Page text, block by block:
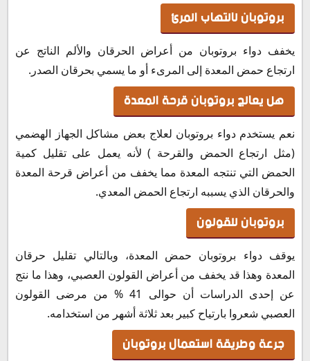
بروتوبان لالتهاب المرئ
يخفف دواء بروتوبان من أعراض الحرقان والألم الناتج عن
ارتجاع حمض المعدة إلى المرىء أو ما يسمي بحرقان الصدر.
هل يعالج بروتوبان قرحة المعدة
نعم يستخدم دواء بروتوبان لعلاج بعض مشاكل الجهاز الهضمي
(مثل ارتجاع الحمض والقرحة ) لأنه يعمل على تقليل كمية
الحمض التي تنتجه المعدة مما يخفف من أعراض قرحة المعدة
والحرقان الذي يسببه ارتجاع الحمض المعدي.
بروتوبان للقولون
يوقف دواء بروتوبان حمض المعدة، وبالتالي تقليل حرقان
المعدة وهذا قد يخفف من أعراض القولون العصبي، وهذا ما نتج
عن إحدى الدراسات أن حوالى 41 % من مرضى القولون
العصبي شعروا بارتياح كبير بعد ثلاثة أشهر من استخدامه.
جرعة وطريقة استعمال بروتوبان